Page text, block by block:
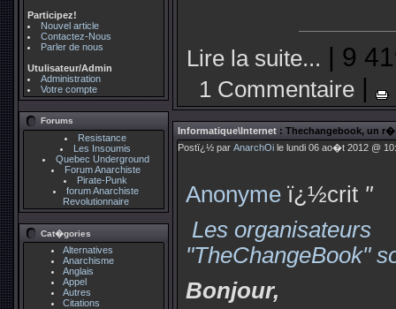
Participez!
Nouvel article
Contactez-Nous
Parler de nous
Utulisateur/Admin
Administration
Votre compte
Forums
Resistance
Les Insoumis
Quebec Underground
Forum Anarchiste
Pirate-Punk
forum Anarchiste
Revolutionnaire
Cat�gories
Alternatives
Anarchisme
Anglais
Appel
Autres
Citations
Lire la suite... | 9
1 Commentaire|
Informatique\Internet : Thechangebook, un
Postï¿½ par AnarchOi le lundi 06 ao�t 2012 @
Anonyme ï¿½crit "
Les organisateurs
"TheChangeBook"
Bonjour,